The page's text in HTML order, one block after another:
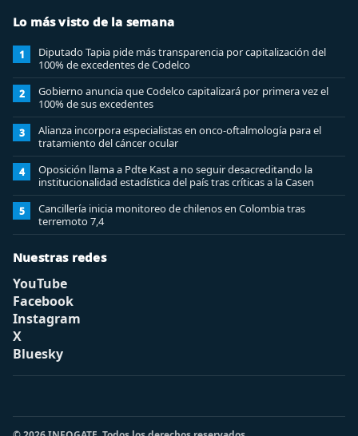
Lo más visto de la semana
1
Diputado Tapia pide más transparencia por capitalización del
100% de excedentes de Codelco
2
Gobierno anuncia que Codelco capitalizará por primera vez el
100% de sus excedentes
3
Alianza incorpora especialistas en onco-oftalmología para el
tratamiento del cáncer ocular
4
Oposición llama a Pdte Kast a no seguir desacreditando la
institucionalidad estadística del país tras críticas a la Casen
5
Cancillería inicia monitoreo de chilenos en Colombia tras
terremoto 7,4
Nuestras redes
YouTube
Facebook
Instagram
X
Bluesky